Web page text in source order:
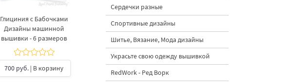
Глициния с Бабочками
Дизайны машинной
вышивки - 6 размеров
700 руб. | В корзину
Сердечки разные
Спортивные дизайны
Шитье, Вязание, Мода дизайны
Украсьте свою одежду вышивкой
RedWork - Ред Ворк